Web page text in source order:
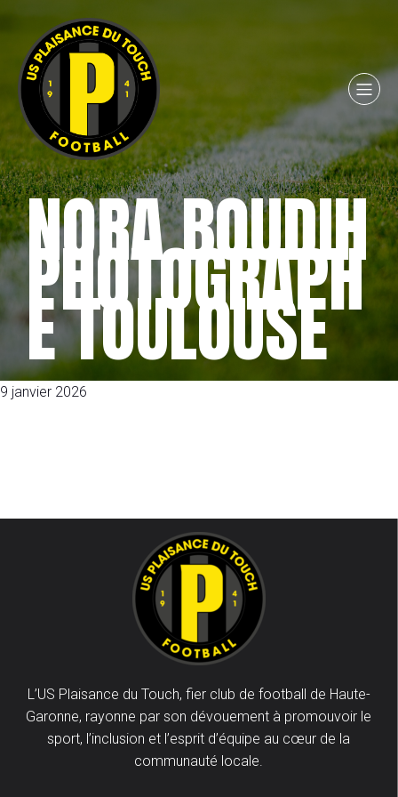
NORA BOUDIH
PHOTOGRAPH
E TOULOUSE
9 janvier 2026
L’US Plaisance du Touch, fier club de football de Haute-
Garonne, rayonne par son dévouement à promouvoir le
sport, l’inclusion et l’esprit d’équipe au cœur de la
communauté locale.